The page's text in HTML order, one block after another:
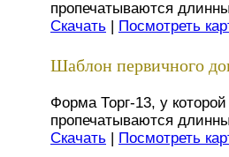
пропечатываются
Скачать
Посмотреть
Шаблон первичного
Форма Торг-13, у
пропечатываются
Скачать
Посмотреть